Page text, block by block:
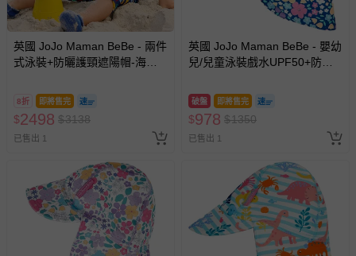
英國 JoJo Maman BeBe - 兩件
式泳裝+防曬護頸遮陽帽-海中
_JJH1311
8折 即將售完
$2498 $3138
已售出 1
英國 JoJo Maman BeBe - 嬰幼
兒/兒童泳裝戲水UPF50+防曬
破盤 即將售完
$978 $1350
已售出 1